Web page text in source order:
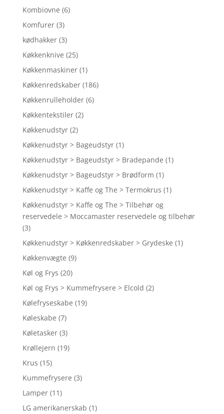
Kombiovne (6)
Komfurer (3)
kødhakker (3)
Køkkenknive (25)
Køkkenmaskiner (1)
Køkkenredskaber (186)
Køkkenrulleholder (6)
Køkkentekstiler (2)
Køkkenudstyr (2)
Køkkenudstyr > Bageudstyr (1)
Køkkenudstyr > Bageudstyr > Bradepande (1)
Køkkenudstyr > Bageudstyr > Brødform (1)
Køkkenudstyr > Kaffe og The > Termokrus (1)
Køkkenudstyr > Kaffe og The > Tilbehør og
reservedele > Moccamaster reservedele og tilbehør
(3)
Køkkenudstyr > Køkkenredskaber > Grydeske (1)
Køkkenvægte (9)
Køl og Frys (20)
Køl og Frys > Kummefrysere > Elcold (2)
Kølefryseskabe (19)
Køleskabe (7)
Køletasker (3)
Krøllejern (19)
Krus (15)
Kummefrysere (3)
Lamper (11)
LG amerikanerskab (1)